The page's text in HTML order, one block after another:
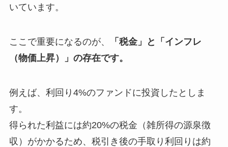
いています。
ここで重要になるのが、
「税金」と「インフレ
（物価上昇）」の存在です。
例えば、利回り4%のファンドに投資したとしま
す。
得られた利益には約20%の税金（雑所得の源泉徴
収）がかかるため、税引き後の手取り利回りは約